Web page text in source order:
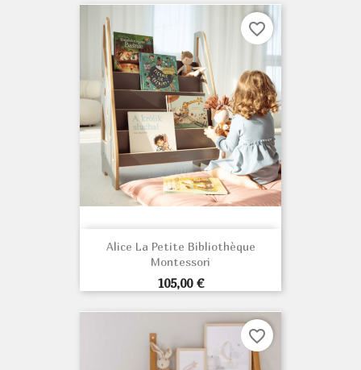
Alice La Petite Bibliothèque
Montessori
Prix
105,00 €
favorite_border
favorite_border